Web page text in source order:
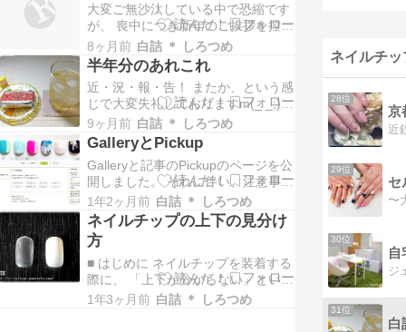
大変ご無沙汰している中で恐縮です
が、 喪中につき新年のご挨拶を控え
させていただきます。 お問い合わせ
など、 普段よりお時間いただくこと
もあるかもしれませんが、 基本的に
は通常通り対応させていただきます
ので、 なにかありましたらお気軽に
ご連絡ください。 なかなかきちんと
活動再開で…
8ヶ月前 白詰 ＊ しろつめ
半年分のあれこれ
近・況・報・告！ またか、という感
じで大変失礼しておりますm(_ _;)m
すっかり再開詐欺みたいになってお
り、 言い訳のしようもないのです
が。 何にも載せないとまたこのまま
潜ってしまいそうなので、 リハビリ
がてら半年分のあれこれを。 ※ネイ
ルチップは出てきません。。。 ＋続
き…
9ヶ月前 白詰 ＊ しろつめ
GalleryとPickup
Galleryと記事のPickupのページを公
開しました。 それに伴い、注意事項
やHowtoの記事を、 いくつか書き直
しました。 内容自体に大きな変更は
ありませんが、 あまりに読み難かっ
たので ＋続きを読む
1年2ヶ月前 白詰 ＊ しろつめ
ネイルチップの上下の見分け
方
■ はじめに ネイルチップを装着する
際に、 「上下が分からない」という
お声がとても多いです。 見分けるに
1年3ヶ月前 白詰 ＊ しろつめ
ネイルチ
28位
29位
30位
ジ
31位
白